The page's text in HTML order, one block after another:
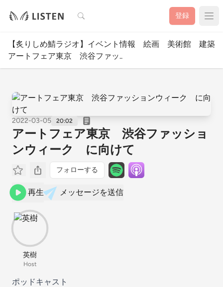
検索 登録
【炙りしめ鯖ラジオ】イベント情報 絵画 美術館 建築
アートフェア東京 渋谷ファッ..
2022-03-05 20:02
アートフェア東京 渋谷ファッショ
ンウィーク に向けて
フォローする
再生 メッセージを送信
英樹
Host
ポッドキャスト